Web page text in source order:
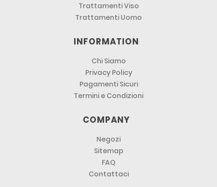
Trattamenti Viso
Trattamenti Uomo
INFORMATION
Chi Siamo
Privacy Policy
Pagamenti Sicuri
Termini e Condizioni
COMPANY
Negozi
Sitemap
FAQ
Contattaci